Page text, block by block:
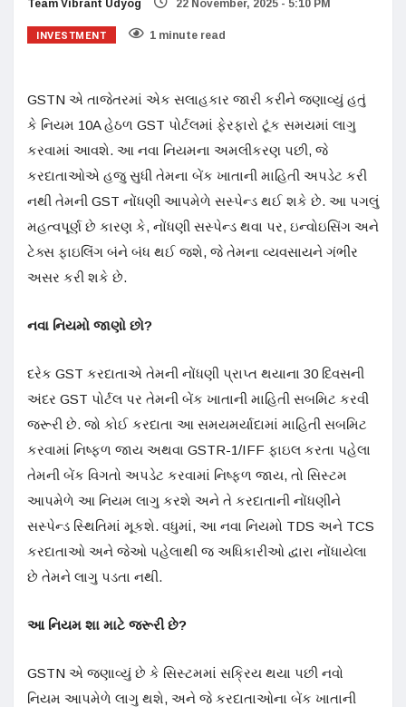
Team Vibrant Udyog 22 November, 2025 - 5:10 PM
INVESTMENT 1 minute read
GSTN એ તાજેતરમાં એક સલાહકાર જારી કરીને જણાવ્યું હતું
કે નિયમ 10A હેઠળ GST પોર્ટલમાં ફેરફારો ટૂંક સમયમાં લાગુ
કરવામાં આવશે. આ નવા નિયમના અમલીકરણ પછી, જે
કરદાતાઓએ હજુ સુધી તેમના બેંક ખાતાની માહિતી અપડેટ કરી
નથી તેમની GST નોંધણી આપમેળે સસ્પેન્ડ થઈ શકે છે. આ પગલું
મહત્વપૂર્ણ છે કારણ કે, નોંધણી સસ્પેન્ડ થવા પર, ઇન્વોઇસિંગ અને
ટેક્સ ફાઇલિંગ બંને બંધ થઈ જશે, જે તેમના વ્યવસાયને ગંભીર
અસર કરી શકે છે.
નવા નિયમો જાણો છો?
દરેક GST કરદાતાએ તેમની નોંધણી પ્રાપ્ત થયાના 30 દિવસની
અંદર GST પોર્ટલ પર તેમની બેંક ખાતાની માહિતી સબમિટ કરવી
જરૂરી છે. જો કોઈ કરદાતા આ સમયમર્યાદામાં માહિતી સબમિટ
કરવામાં નિષ્ફળ જાય અથવા GSTR-1/IFF ફાઇલ કરતા પહેલા
તેમની બેંક વિગતો અપડેટ કરવામાં નિષ્ફળ જાય, તો સિસ્ટમ
આપમેળે આ નિયમ લાગુ કરશે અને તે કરદાતાની નોંધણીને
સસ્પેન્ડ સ્થિતિમાં મૂકશે. વધુમાં, આ નવા નિયમો TDS અને TCS
કરદાતાઓ અને જેઓ પહેલાથી જ અધિકારીઓ દ્વારા નોંધાયેલા
છે તેમને લાગુ પડતા નથી.
આ નિયમ શા માટે જરૂરી છે?
GSTN એ જણાવ્યું છે કે સિસ્ટમમાં સક્રિય થયા પછી નવો
નિયમ આપમેળે લાગુ થશે, અને જે કરદાતાઓના બેંક ખાતાની